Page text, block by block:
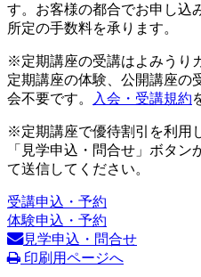
す。お客様の都合でお申し込
所定の手数料を承ります。
※定期講座の受講はよみうり
定期講座の体験、公開講座の
会不要です。
入会・受講規約
※定期講座で優待割引を利用
「見学申込・問合せ」ボタ
て送信してください。
受講申込・予約
体験申込・予約
見学申込・問合せ
印刷用ページへ